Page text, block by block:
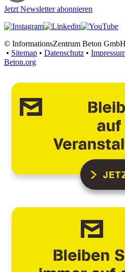
Jetzt Newsletter abonnieren
© InformationsZentrum Beton GmbH
• Sitemap • Datenschutz •
Beton.org